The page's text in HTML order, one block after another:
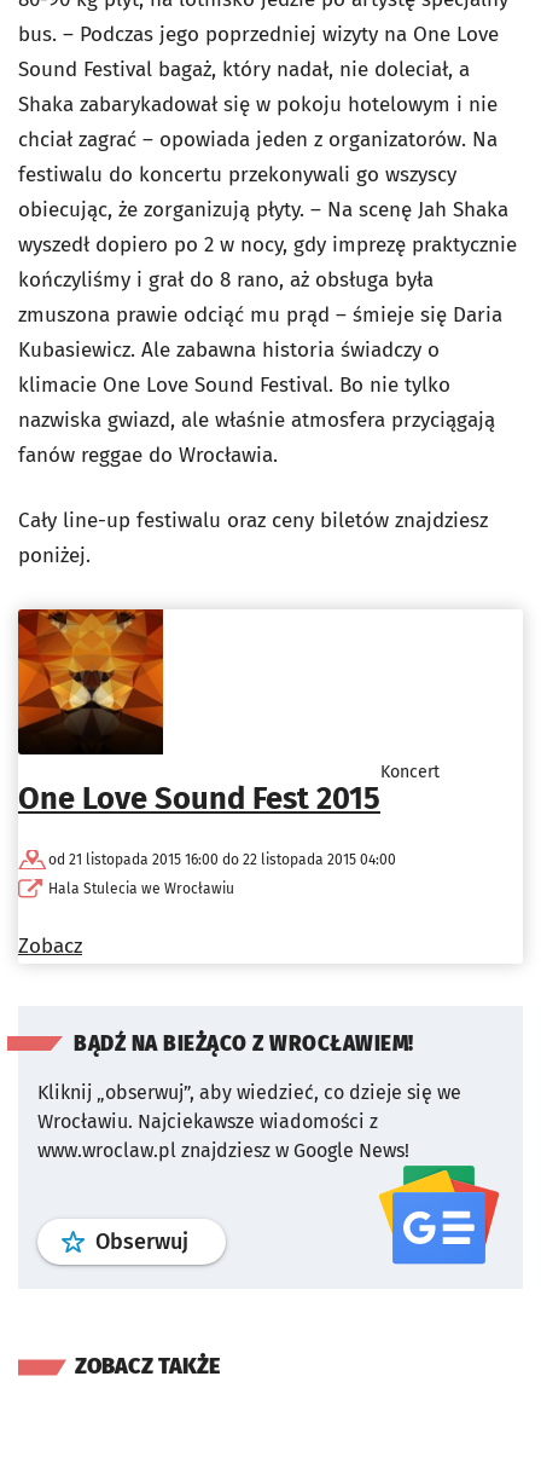
bus. – Podczas jego poprzedniej wizyty na One Love
Sound Festival bagaż, który nadał, nie doleciał, a
Shaka zabarykadował się w pokoju hotelowym i nie
chciał zagrać – opowiada jeden z organizatorów. Na
festiwalu do koncertu przekonywali go wszyscy
obiecując, że zorganizują płyty. – Na scenę Jah Shaka
wyszedł dopiero po 2 w nocy, gdy imprezę praktycznie
kończyliśmy i grał do 8 rano, aż obsługa była
zmuszona prawie odciąć mu prąd – śmieje się Daria
Kubasiewicz. Ale zabawna historia świadczy o
klimacie One Love Sound Festival. Bo nie tylko
nazwiska gwiazd, ale właśnie atmosfera przyciągają
fanów reggae do Wrocławia.
Cały line-up festiwalu oraz ceny biletów znajdziesz
poniżej.
One Love Sound Fest 2015
Koncert
od 21 listopada 2015 16:00 do 22 listopada 2015 04:00
Hala Stulecia we Wrocławiu
Zobacz
BĄDŹ NA BIEŻĄCO Z WROCŁAWIEM!
Kliknij „obserwuj”, aby wiedzieć, co dzieje się we
Wrocławiu. Najciekawsze wiadomości z
www.wroclaw.pl znajdziesz w Google News!
Obserwuj profil serwisu
ZOBACZ TAKŻE